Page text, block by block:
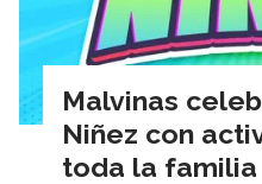
Malvinas
Niñez con
toda la familia